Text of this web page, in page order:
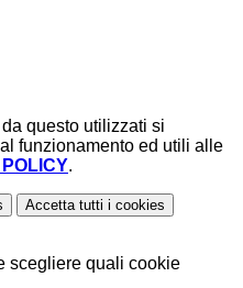
questo utilizzati si
funzionamento ed utili alle
.
Accetta tutti i cookies
scegliere quali cookie